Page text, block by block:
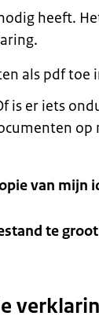
heeft.
als pdf toe
is er iets
op
van mijn
te